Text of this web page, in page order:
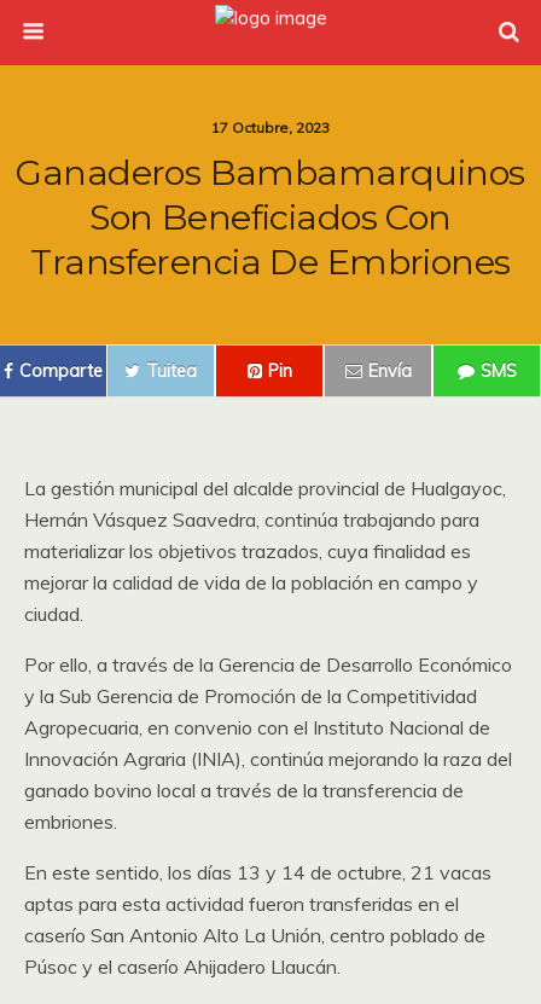
17 Octubre, 2023
Ganaderos Bambamarquinos
Son Beneficiados Con
Transferencia De Embriones
Comparte Tuitea Pin Envía SMS
La gestión municipal del alcalde provincial de Hualgayoc,
Hernán Vásquez Saavedra, continúa trabajando para
materializar los objetivos trazados, cuya finalidad es
mejorar la calidad de vida de la población en campo y
ciudad.
Por ello, a través de la Gerencia de Desarrollo Económico
y la Sub Gerencia de Promoción de la Competitividad
Agropecuaria, en convenio con el Instituto Nacional de
Innovación Agraria (INIA), continúa mejorando la raza del
ganado bovino local a través de la transferencia de
embriones.
En este sentido, los días 13 y 14 de octubre, 21 vacas
aptas para esta actividad fueron transferidas en el
caserío San Antonio Alto La Unión, centro poblado de
Púsoc y el caserío Ahijadero Llaucán.